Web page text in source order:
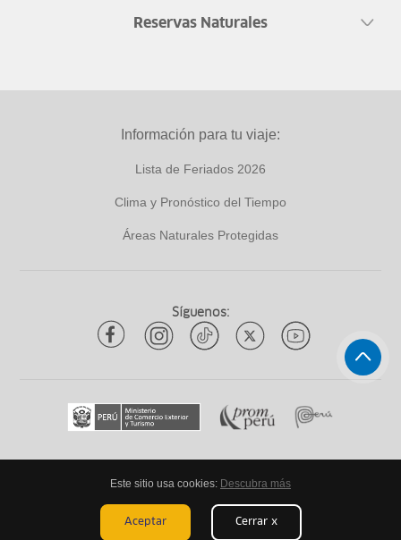
Reservas Naturales
Información para tu viaje:
Lista de Feriados 2026
Clima y Pronóstico del Tiempo
Áreas Naturales Protegidas
Síguenos:
Todos los derechos reservadosytuqueplanes 2026
Este sitio usa cookies: Descubra más
Aceptar Cerrar x